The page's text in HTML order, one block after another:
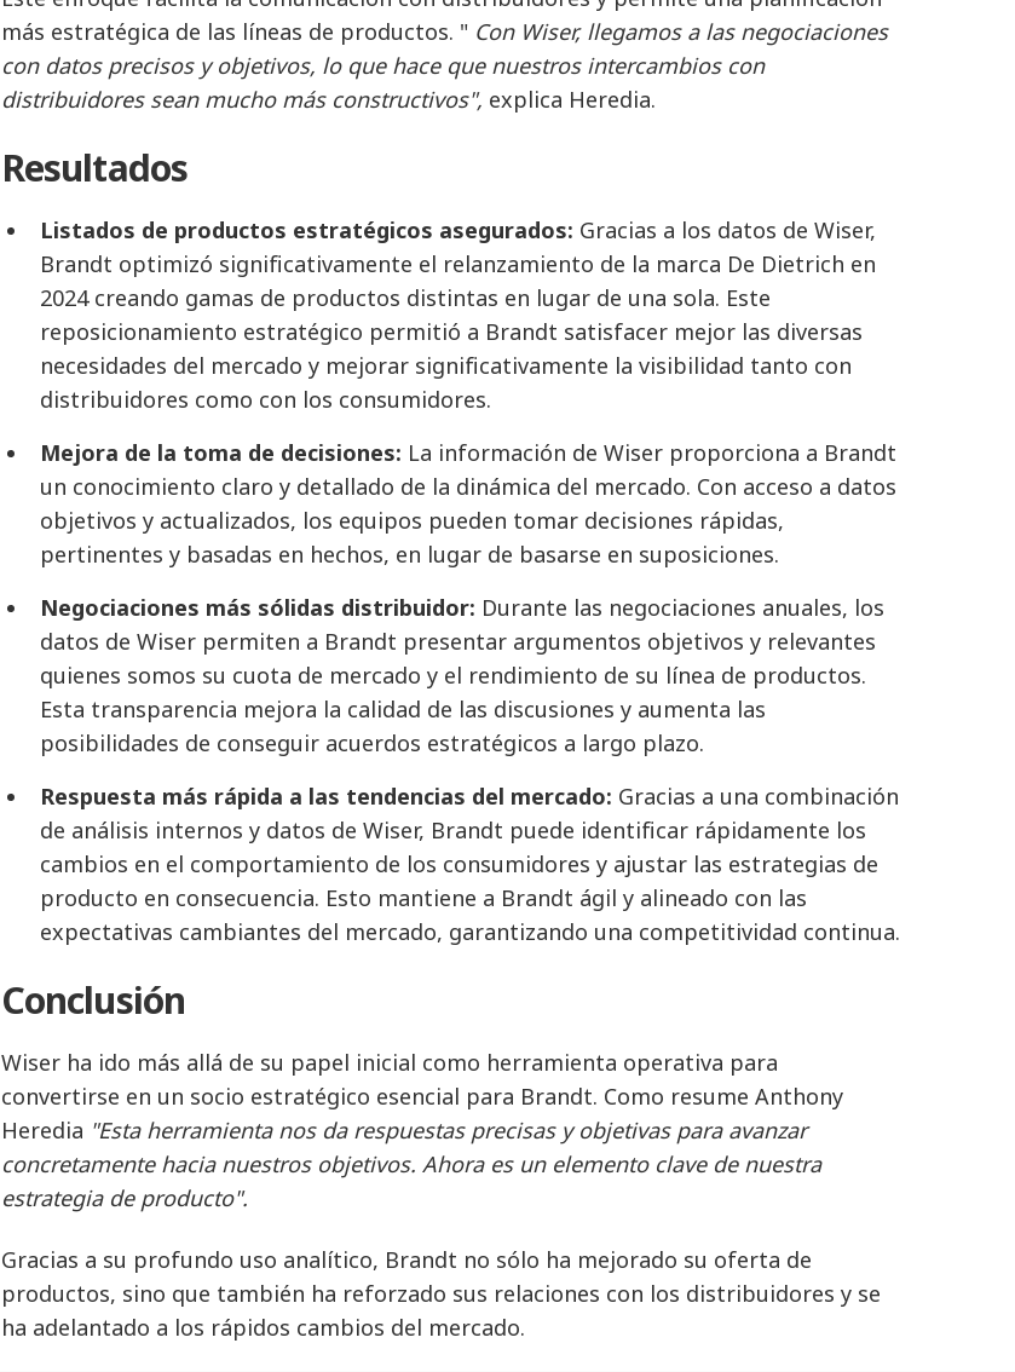
más estratégica de las líneas de productos. " Con Wiser, llegamos a las negociaciones
con datos precisos y objetivos, lo que hace que nuestros intercambios con
distribuidores sean mucho más constructivos", explica Heredia.
Resultados
Listados de productos estratégicos asegurados: Gracias a los datos de Wiser,
Brandt optimizó significativamente el relanzamiento de la marca De Dietrich en
2024 creando gamas de productos distintas en lugar de una sola. Este
reposicionamiento estratégico permitió a Brandt satisfacer mejor las diversas
necesidades del mercado y mejorar significativamente la visibilidad tanto con
distribuidores como con los consumidores.
Mejora de la toma de decisiones: La información de Wiser proporciona a Brandt
un conocimiento claro y detallado de la dinámica del mercado. Con acceso a datos
objetivos y actualizados, los equipos pueden tomar decisiones rápidas,
pertinentes y basadas en hechos, en lugar de basarse en suposiciones.
Negociaciones más sólidas distribuidor: Durante las negociaciones anuales, los
datos de Wiser permiten a Brandt presentar argumentos objetivos y relevantes
quienes somos su cuota de mercado y el rendimiento de su línea de productos.
Esta transparencia mejora la calidad de las discusiones y aumenta las
posibilidades de conseguir acuerdos estratégicos a largo plazo.
Respuesta más rápida a las tendencias del mercado: Gracias a una combinación
de análisis internos y datos de Wiser, Brandt puede identificar rápidamente los
cambios en el comportamiento de los consumidores y ajustar las estrategias de
producto en consecuencia. Esto mantiene a Brandt ágil y alineado con las
expectativas cambiantes del mercado, garantizando una competitividad continua.
Conclusión
Wiser ha ido más allá de su papel inicial como herramienta operativa para
convertirse en un socio estratégico esencial para Brandt. Como resume Anthony
Heredia "Esta herramienta nos da respuestas precisas y objetivas para avanzar
concretamente hacia nuestros objetivos. Ahora es un elemento clave de nuestra
estrategia de producto".
Gracias a su profundo uso analítico, Brandt no sólo ha mejorado su oferta de
productos, sino que también ha reforzado sus relaciones con los distribuidores y se
ha adelantado a los rápidos cambios del mercado.